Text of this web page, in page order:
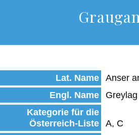
Inhalt
Lat. Name
Anser
Engl. Name
Kategorie für die
Österreich-Liste
A, C